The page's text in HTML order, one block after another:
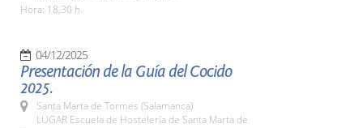
Hora: 18,30 h.
04/12/2025
Presentación de la Guía del Cocido
2025.
Santa Marta de Tormes (Salamanca)
LUGAR Escuela de Hostelería de Santa Marta de